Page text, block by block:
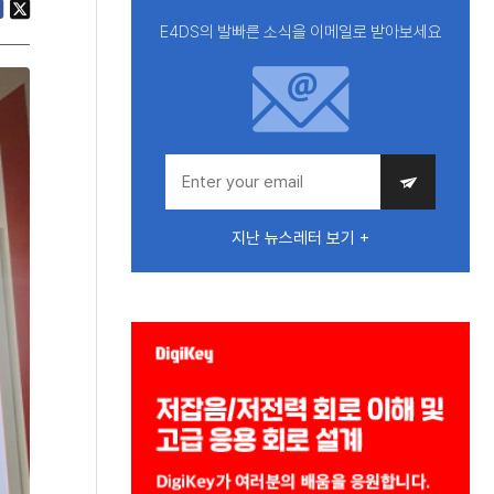
E4DS의 발빠른 소식을 이메일로 받아보세요
지난 뉴스레터 보기 +